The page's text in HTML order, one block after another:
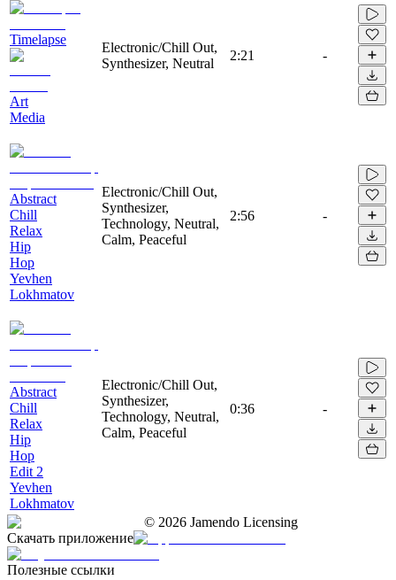
Timelapse
Art
Media
Electronic/Chill Out,
Synthesizer, Neutral
2:21 -
Abstract
Chill
Relax
Hip
Hop
Yevhen
Lokhmatov
Electronic/Chill Out,
Synthesizer,
Technology, Neutral,
Calm, Peaceful
2:56 -
Abstract
Chill
Relax
Hip
Hop
Edit 2
Yevhen
Lokhmatov
Electronic/Chill Out,
Synthesizer,
Technology, Neutral,
Calm, Peaceful
0:36 -
© 2026 Jamendo Licensing
Скачать приложение
Полезные ссылки